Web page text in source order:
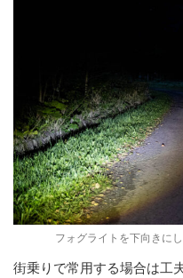
フォグライトを下向きに
街乗りで常用する場合は工